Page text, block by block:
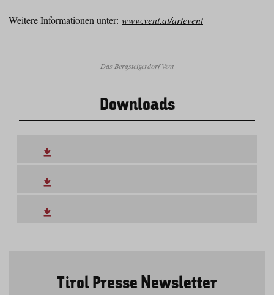
Weitere Informationen unter: www.vent.at/artevent
Das Bergsteigerdorf Vent
Downloads
Tirol Presse Newsletter